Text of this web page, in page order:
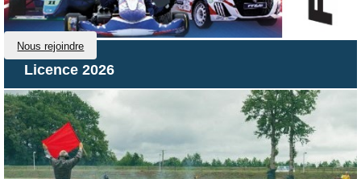
Nous rejoindre
Licence 2026